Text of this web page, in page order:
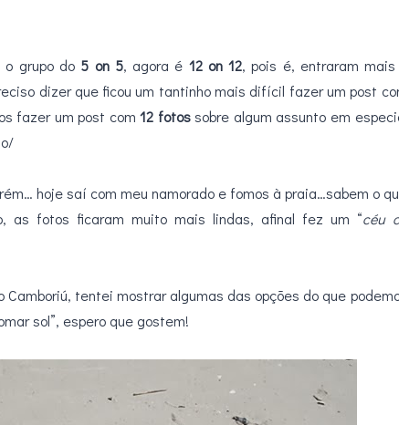
grupo do 5 on 5, agora é 12 on 12, pois é, entraram mais
dizer que ficou um tantinho mais difícil fazer um post
fazer um post com12 fotossobre algum assunto em
hoje saí com meu namorado e fomos à praia…sabem o
as fotos ficaram muito mais lindas, afinal fez um “céu
tentei mostrar algumas das opções do que
sol”, espero que gostem!